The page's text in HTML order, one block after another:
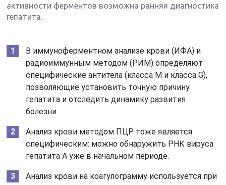
активности ферментов возможна ранняя диагностика
гепатита.
В иммуноферментном анализе крови (ИФА) и
радиоиммунным методом (РИМ) определяют
специфические антитела (класса М и класса G),
позволяющие установить точную причину
гепатита и отследить динамику развития
болезни.
Анализ крови методом ПЦР тоже является
специфическим: можно обнаружить РНК вируса
гепатита А уже в начальном периоде.
Анализ крови на коагулограмму используется при